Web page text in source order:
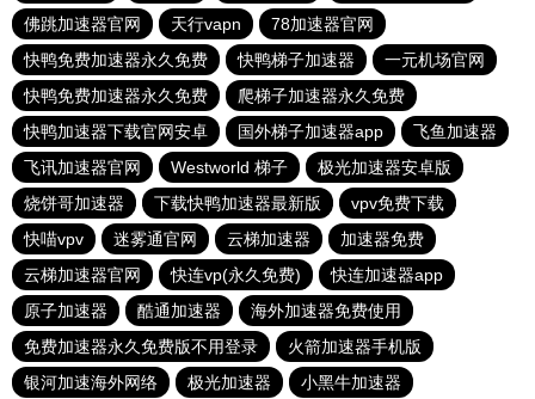
佛跳加速器官网
天行vapn
78加速器官网
快鸭免费加速器永久免费
快鸭梯子加速器
一元机场官网
快鸭免费加速器永久免费
爬梯子加速器永久免费
快鸭加速器下载官网安卓
国外梯子加速器app
飞鱼加速器
飞讯加速器官网
Westworld 梯子
极光加速器安卓版
烧饼哥加速器
下载快鸭加速器最新版
vpv免费下载
快喵vpv
迷雾通官网 云梯加速器
加速器免费
云梯加速器官网
快连vp(永久免费)
快连加速器app
原子加速器
酷通加速器
海外加速器免费使用
免费加速器永久免费版不用登录
火箭加速器手机版
银河加速海外网络
极光加速器 小黑牛加速器